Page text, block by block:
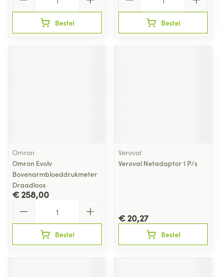
Bestel Bestel
Omron
Omron Evolv
Bovenarmbloeddrukmeter
Draadloos
€ 258,00
Bestel
Veroval
Veroval Netadaptor 1 P/s
€ 20,27
Bestel